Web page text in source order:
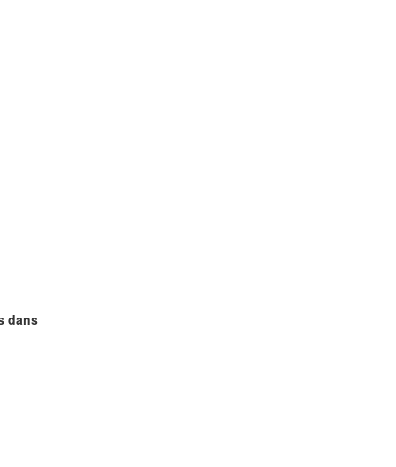
dans